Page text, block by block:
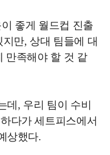
좋게 월드컵 진출
만, 상대 팀들에 대
만족해야 할 것 같
데, 우리 팀이 수비
다가 세트피스에서
상했다.